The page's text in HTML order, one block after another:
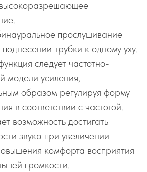
прослушивание
трубки к одному уху.
следует частотно-
модели усиления,
образом регулируя форму
в соответствии с частотой.
возможность достигать
звука при увеличении
комфорта восприятия
громкости.